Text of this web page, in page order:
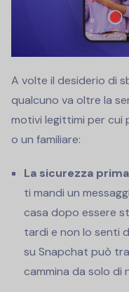
A volte il desiderio di
qualcuno va oltre la
motivi legittimi per cui
o un familiare:
La sicurezza
ti mandi un
casa dopo essere
tardi e non lo senti
su Snapchat può
cammina da solo di